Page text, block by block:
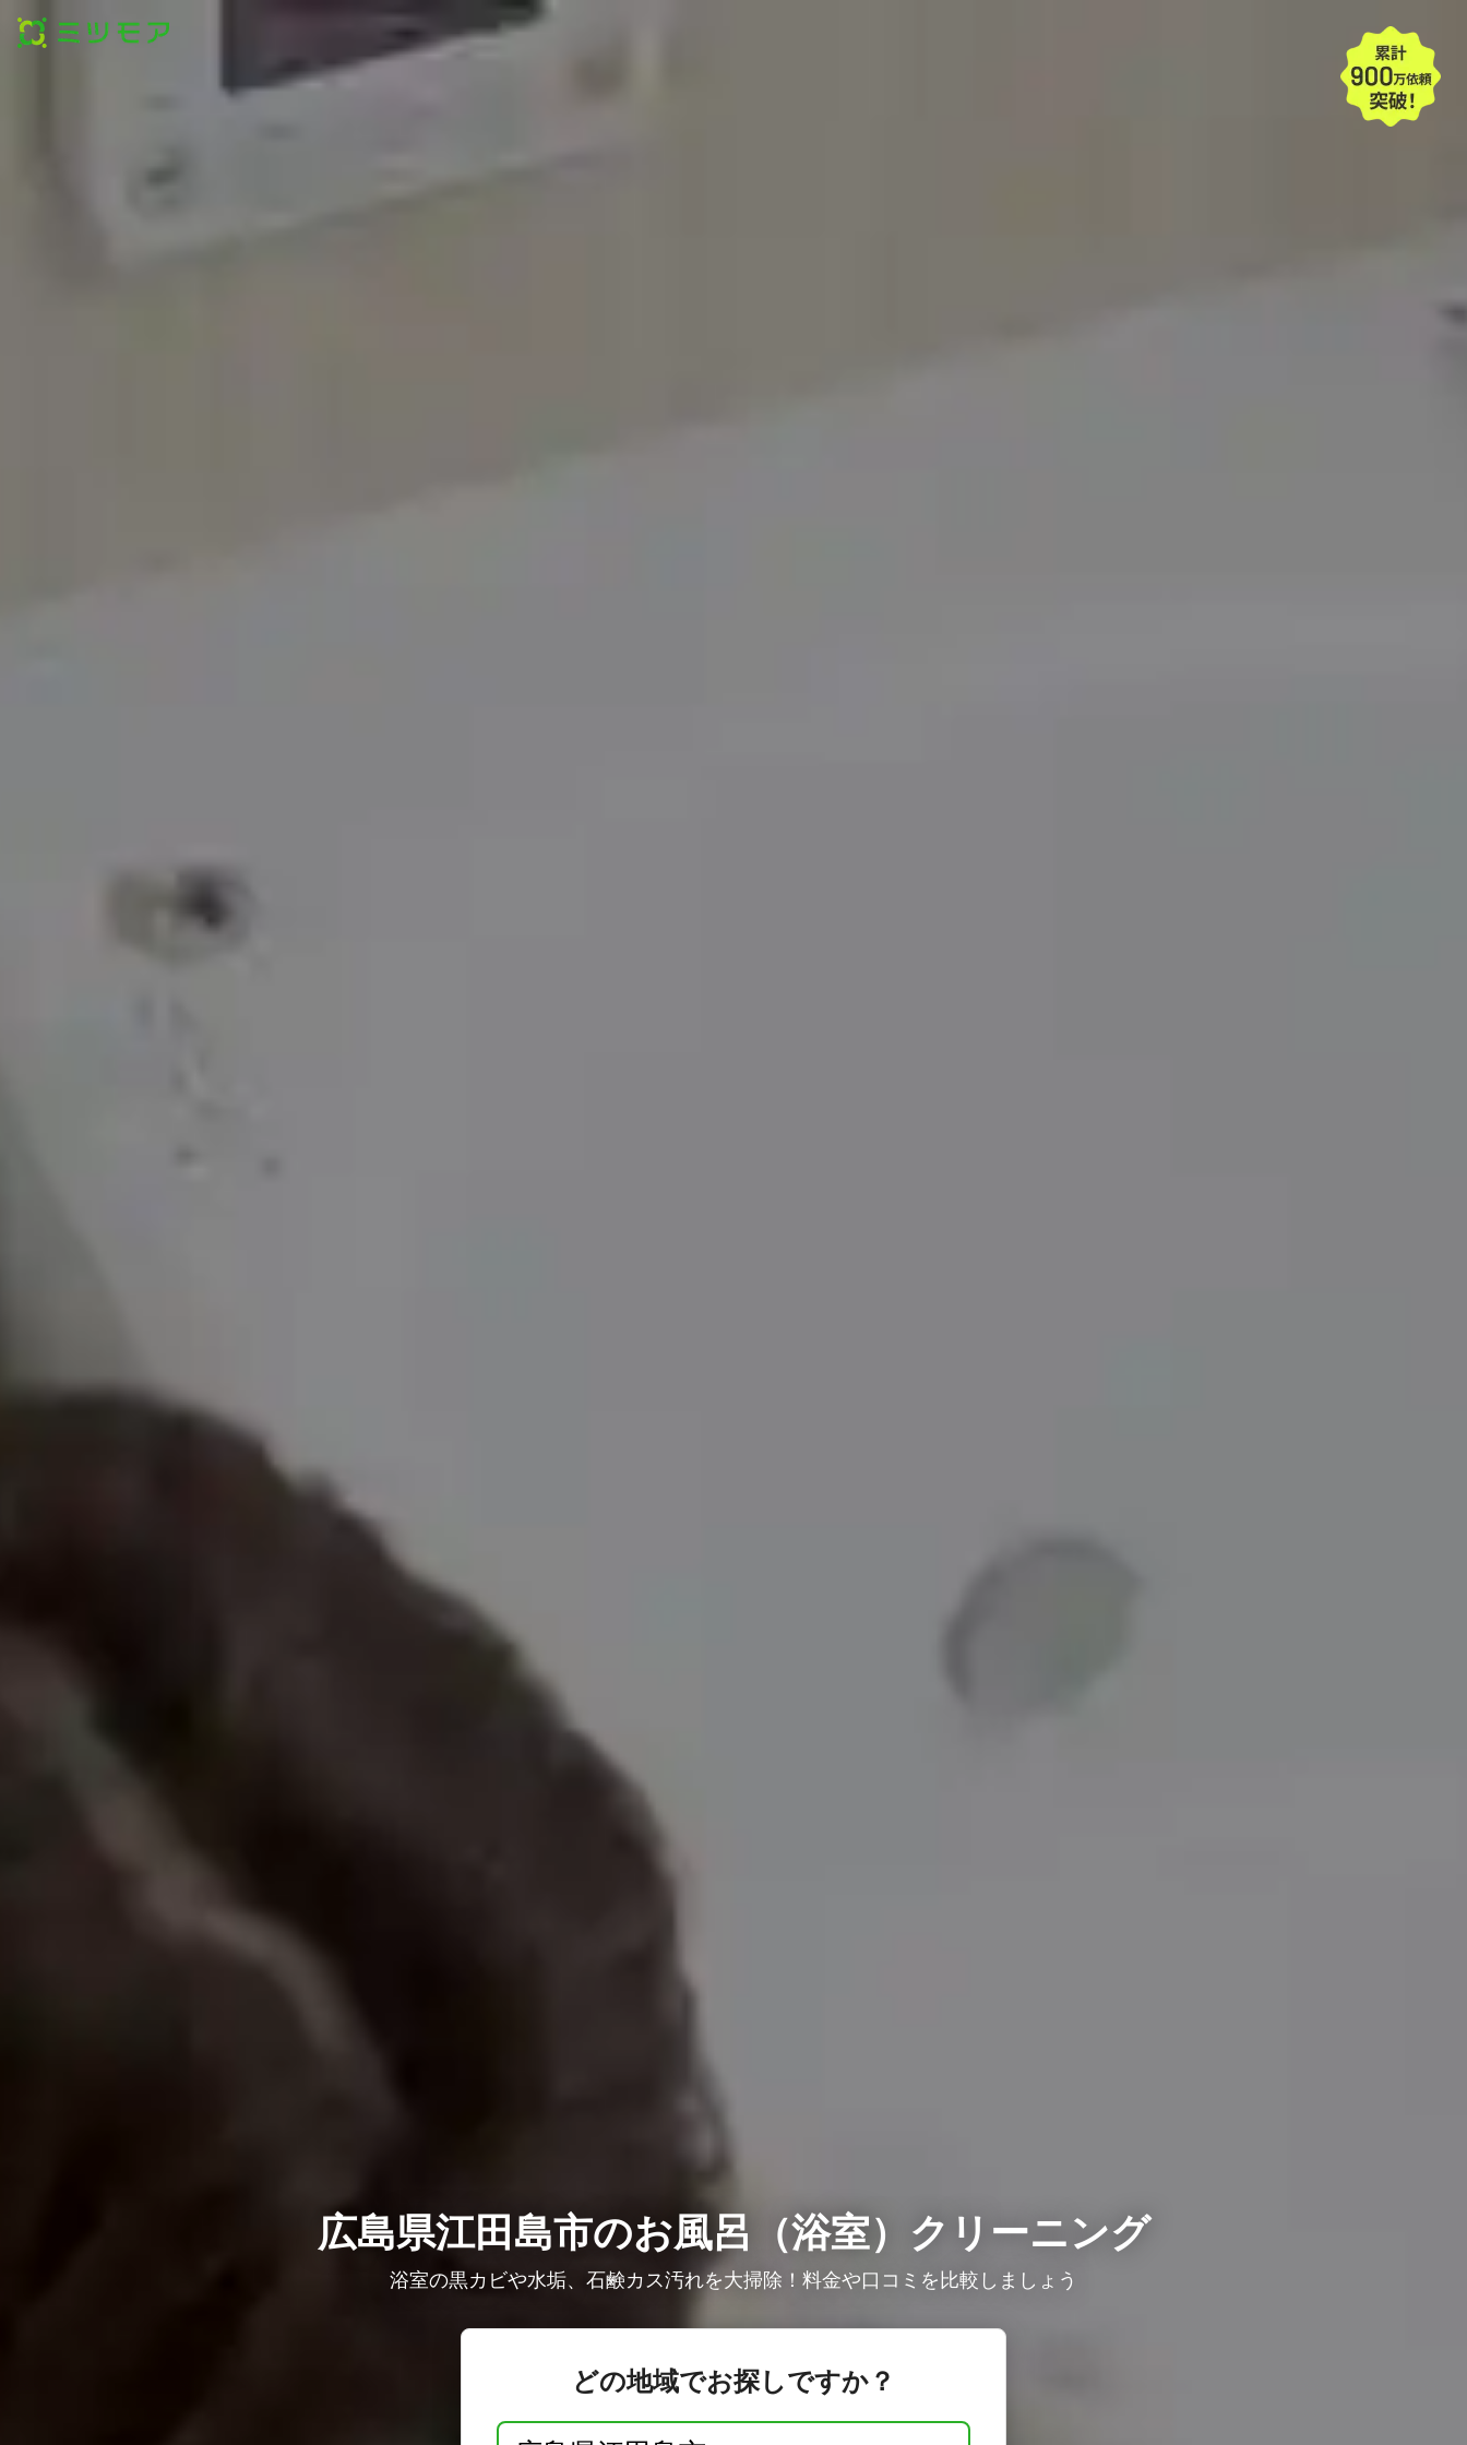
広島県江田島市のお風呂（浴室）クリーニング
浴室の黒カビや水垢、石鹸カス汚れを大掃除！料金や口コミを比較しましょう
どの地域でお探しですか？